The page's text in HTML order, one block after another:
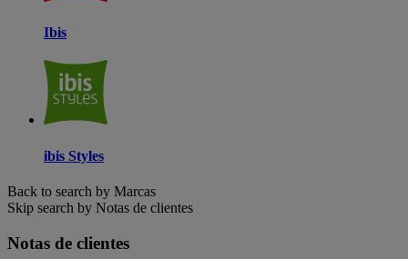
Ibis
ibis Styles
Back to search by Marcas
Skip search by Notas de clientes
Notas de clientes